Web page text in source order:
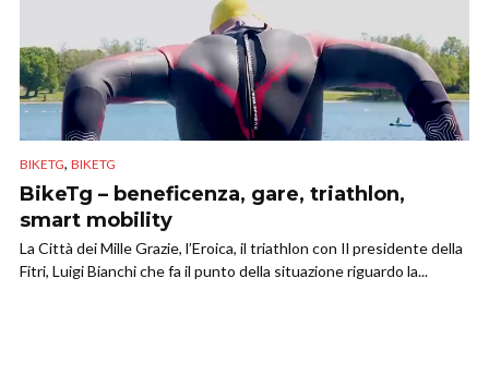
BIKETG, BIKETG
BikeTg – beneficenza, gare, triathlon,
smart mobility
La Città dei Mille Grazie, l’Eroica, il triathlon con Il presidente della
Fitri, Luigi Bianchi che fa il punto della situazione riguardo la...